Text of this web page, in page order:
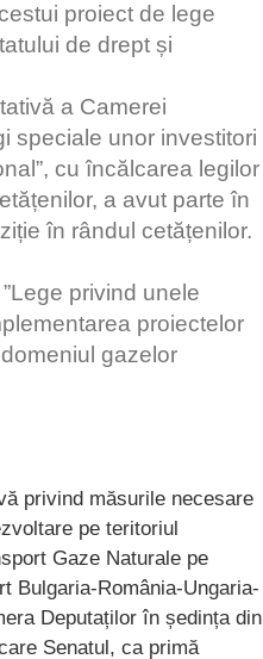
proiect de lege
de drept și
a Camerei
speciale unor investitori
cu încălcarea legilor
a avut parte în
în rândul cetățenilor.
privind unele
proiectelor
gazelor
privind măsurile necesare
pe teritoriul
Gaze Naturale pe
Bulgaria-România-Ungaria-
Deputaților în ședința din
Senatul, ca primă